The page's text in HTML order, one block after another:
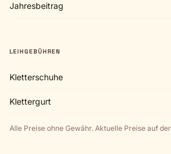
Jahresbeitrag
LEIHGEBÜHREN
Kletterschuhe
Klettergurt
Alle Preise ohne Gewähr. Aktuelle Preise auf der